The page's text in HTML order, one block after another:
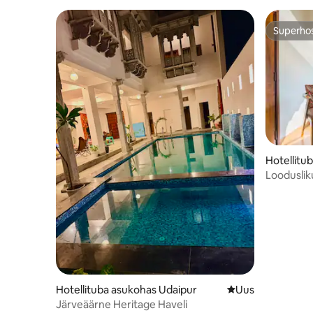
Hotellituba asukohas Udaipur Uus majutuskoht
Uus
Järveäärne Heritage Haveli
ur